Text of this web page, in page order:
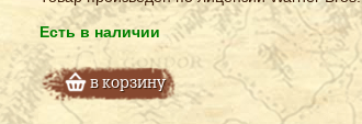
Есть в наличии
в корзину